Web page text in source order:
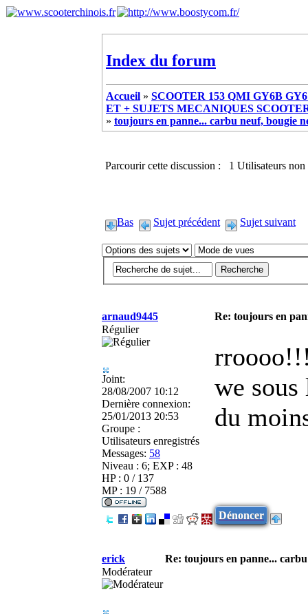
Index du forum
Accueil » SCOOTER 153 QMI GY6B
ET + SUJETS MECANIQUES
» toujours en panne... carbu neuf, bougie
Parcourir cette discussion : 1 Utilisateurs non
Bas Sujet précédent Sujet suivant
arnaud9445
Re: toujours en
Régulier
Joint:
28/08/2007 10:12
Dernière connexion:
25/01/2013 20:53
Groupe :
Utilisateurs enregistrés
Messages: 58
Niveau : 6; EXP : 48
HP : 0 / 137
MP : 19 / 7588
we
du
Dénoncer
erick
Re: toujours en panne...
Modérateur